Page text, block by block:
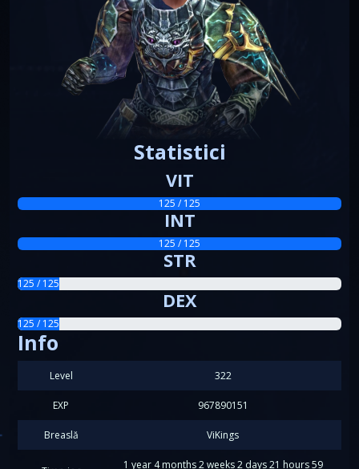
Statistici
VIT
125 / 125
INT
125 / 125
STR
125 / 125
DEX
125 / 125
Info
Level 322
EXP 967890151
Breaslă ViKings
1 year 4 months 2 weeks 2 days 21 hours 59